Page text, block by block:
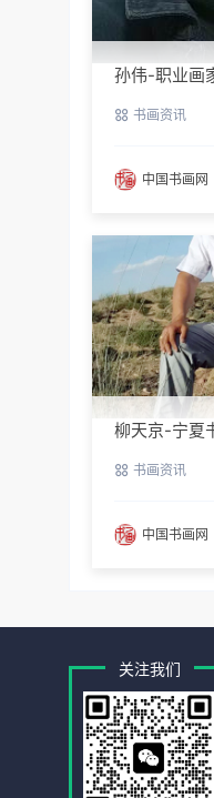
孙伟-职业画
书画资讯
中国书画网
柳天京-宁夏
书画资讯
中国书画网
关注我们